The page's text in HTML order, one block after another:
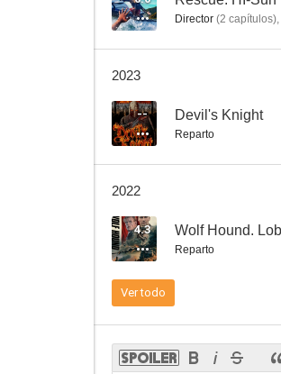
6.1
8.0
Director (2 capítulos),
2023
-- Devil's Knight
Reparto
2022
4.3 Wolf Hound.
Reparto
Ver todo